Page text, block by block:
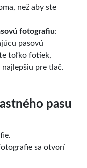
než aby ste
fotografiu:
pasovú
toľko fotiek,
pre tlač.
pasu
sa otvorí